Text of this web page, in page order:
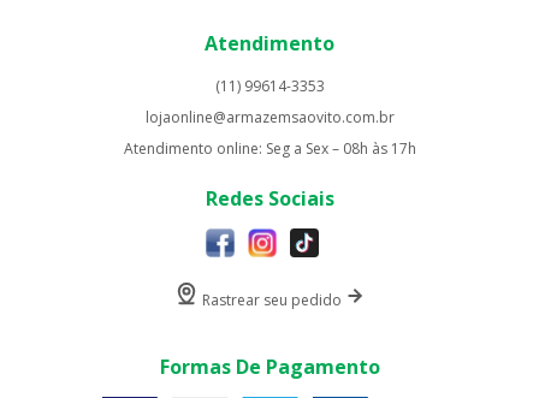
Atendimento
(11) 99614-3353
lojaonline@armazemsaovito.com.br
Atendimento online: Seg a Sex – 08h às 17h
Redes Sociais
Rastrear seu pedido
Formas De Pagamento